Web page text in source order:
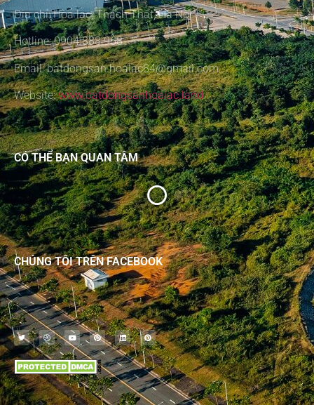
Địa chỉ: Hòa lạc, Thạch Thất, Hà Nội
Hotline: 0904 888 968
Email: batdongsan.hoalac84@gmail.com
Website:www.batdongsanhoalac.land
CÓ THỂ BẠN QUAN TÂM
CHÚNG TÔI TRÊN FACEBOOK